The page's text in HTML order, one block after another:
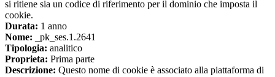
si ritiene sia un codice di riferimento per il dominio che imposta il
cookie.
Durata: 1 anno
Nome: _pk_ses.1.2641
Tipologia: analitico
Proprieta: Prima parte
Descrizione: Questo nome di cookie è associato alla piattaforma di